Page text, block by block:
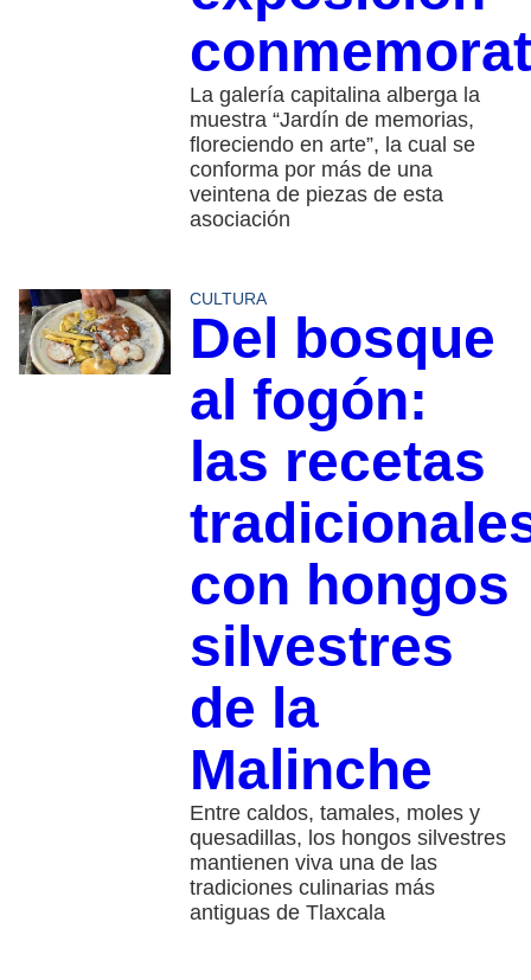
La galería capitalina alberga la
muestra “Jardín de memorias,
floreciendo en arte”, la cual se
conforma por más de una
veintena de piezas de esta
asociación
CULTURA
Del bosque
al fogón:
las recetas
con hongos
silvestres
de la
Malinche
Entre caldos, tamales, moles y
quesadillas, los hongos silvestres
mantienen viva una de las
tradiciones culinarias más
antiguas de Tlaxcala